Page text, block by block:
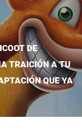
DE
TRAICIÓN A TU
QUE YA